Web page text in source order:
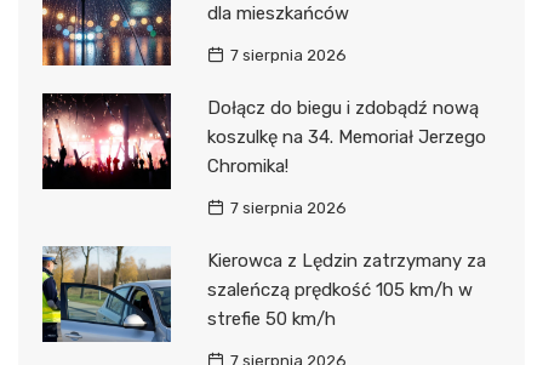
dla mieszkańców
7 sierpnia 2026
Dołącz do biegu i zdobądź nową
koszulkę na 34. Memoriał Jerzego
Chromika!
7 sierpnia 2026
Kierowca z Lędzin zatrzymany za
szaleńczą prędkość 105 km/h w
strefie 50 km/h
7 sierpnia 2026